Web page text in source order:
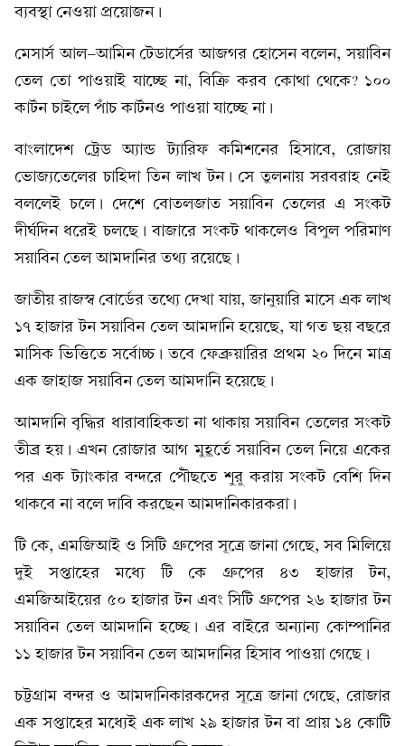
ব্যবস্থা নেওয়া প্রয়োজন।
মেসার্স আল-আমিন টেডার্সের আজগর হোসেন বলেন, সয়াবিন
তেল তো পাওয়াই যাচ্ছে না, বিক্রি করব কোথা থেকে? ১০০
কার্টন চাইলে পাঁচ কার্টনও পাওয়া যাচ্ছে না।
বাংলাদেশ ট্রেড অ্যান্ড ট্যারিফ কমিশনের হিসাবে, রোজায়
ভোজ্যতেলের চাহিদা তিন লাখ টন। সে তুলনায় সরবরাহ নেই
বললেই চলে। দেশে বোতলজাত সয়াবিন তেলের এ সংকট
দীর্ঘদিন ধরেই চলছে। বাজারে সংকট থাকলেও বিপুল পরিমাণ
সয়াবিন তেল আমদানির তথ্য রয়েছে।
জাতীয় রাজস্ব বোর্ডের তথ্যে দেখা যায়, জানুয়ারি মাসে এক লাখ
১৭ হাজার টন সয়াবিন তেল আমদানি হয়েছে, যা গত ছয় বছরে
মাসিক ভিত্তিতে সর্বোচ্চ। তবে ফেব্রুয়ারির প্রথম ২০ দিনে মাত্র
এক জাহাজ সয়াবিন তেল আমদানি হয়েছে।
আমদানি বৃদ্ধির ধারাবাহিকতা না থাকায় সয়াবিন তেলের সংকট
তীব্র হয়। এখন রোজার আগ মুহূর্তে সয়াবিন তেল নিয়ে একের
পর এক ট্যাংকার বন্দরে পৌঁছতে শুরু করায় সংকট বেশি দিন
থাকবে না বলে দাবি করছেন আমদানিকারকরা।
টি কে, এমজিআই ও সিটি গ্রুপের সূত্রে জানা গেছে, সব মিলিয়ে
দুই সপ্তাহের মধ্যে টি কে গ্রুপের ৪৩ হাজার টন,
এমজিআইয়ের ৫০ হাজার টন এবং সিটি গ্রুপের ২৬ হাজার টন
সয়াবিন তেল আমদানি হচ্ছে। এর বাইরে অন্যান্য কোম্পানির
১১ হাজার টন সয়াবিন তেল আমদানির হিসাব পাওয়া গেছে।
চট্টগ্রাম বন্দর ও আমদানিকারকদের সূত্রে জানা গেছে, রোজার
এক সপ্তাহের মধ্যেই এক লাখ ২৯ হাজার টন বা প্রায় ১৪ কোটি